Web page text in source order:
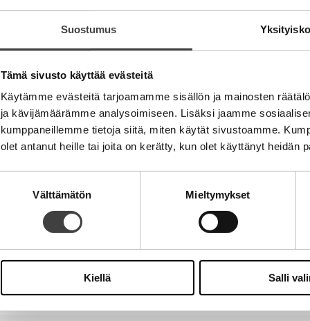
Suostumus
Tämä sivusto käyttää evästeitä
Käytämme evästeitä tarjoamamme sisällön ja mainosten
ja kävijämäärämme analysoimiseen. Lisäksi jaamme
kumppaneillemme tietoja siitä, miten käytät sivustoamme.
olet antanut heille tai joita on kerätty, kun olet käyttänyt heidän
Välttämätön Mieltymykset
Kiellä Salli
Nimi
Kotisivu